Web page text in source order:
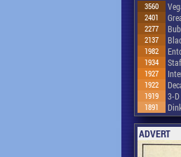
3560
2401
2277
2137
1982
1934
1927
1922
1919 3-
1891
ADVERT